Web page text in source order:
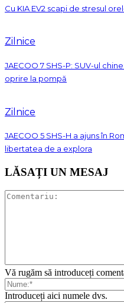
Cu KIA EV2 scapi de stresul
Zilnice
JAECOO 7 SHS-P: SUV-ul
oprire la pompă
Zilnice
JAECOO 5 SHS-H a ajuns în
libertatea de a explora
LĂSAȚI UN MESAJ
Vă rugăm să introduceți
Introduceți aici numele dvs.